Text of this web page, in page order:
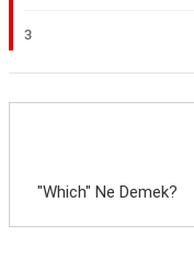
3
"Which" Ne Demek?